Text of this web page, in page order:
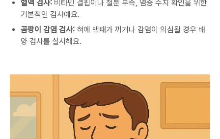
혈액 검사: 비타민 결핍이나 철분 부족, 염증 수치 확인을 위한
기본적인 검사예요.
곰팡이 감염 검사: 혀에 백태가 끼거나 감염이 의심될 경우 배
양 검사를 실시해요.